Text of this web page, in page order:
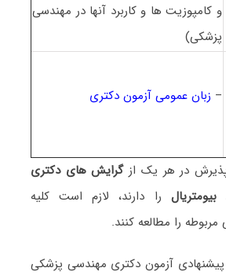
و کامپوزیت ها و کاربرد آنها در مهندسی
پزشکی)
– زبان عمومی آزمون دکتری
در هر یک از گرایش های دکتری
را دارند، لازم است کلیه
را مطالعه کنند.
پیشنهادی آزمون دکتری ﻣﻬﻨﺪسی پزشکی